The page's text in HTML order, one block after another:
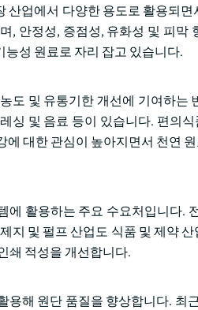
산업에서 다양한 용도로 활용되
, 안정성, 증점성, 유화성 및 피
성 원료로 자리 잡고 있습니다.
도 및 유통기한 개선에 기여하는
싱 및 음료 등이 있습니다. 편의
대한 관심이 높아지면서 천연
활용하는 주요 수요처입니다.
지 및 펄프 산업도 식품 및 제약
쇄 적성을 개선합니다.
해 원단 품질을 향상합니다. 최